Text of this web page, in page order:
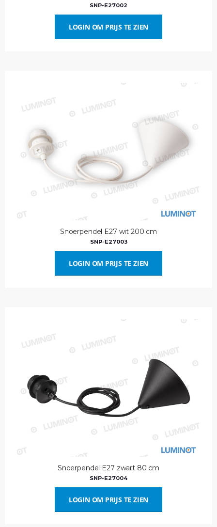
SNP-E27002
LOGIN OM PRIJS TE ZIEN
Snoerpendel E27 wit 200 cm
SNP-E27003
LOGIN OM PRIJS TE ZIEN
Snoerpendel E27 zwart 80 cm
SNP-E27004
LOGIN OM PRIJS TE ZIEN